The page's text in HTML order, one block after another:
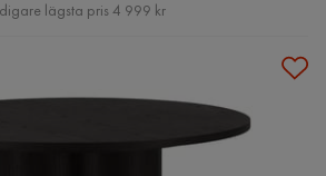
lägsta pris 4 999 kr